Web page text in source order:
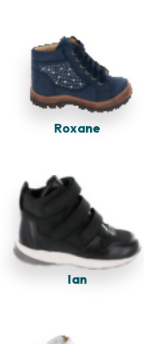
Roxane
Ian